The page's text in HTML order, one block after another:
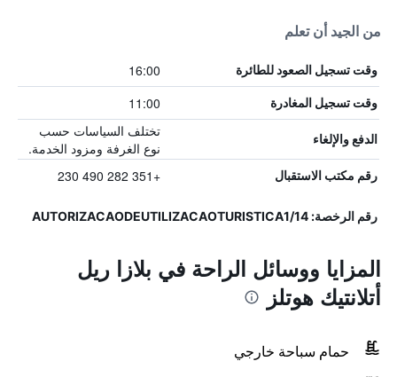
من الجيد أن تعلم
وقت تسجيل الصعود للطائرة 16:00
وقت تسجيل المغادرة 11:00
الدفع والإلغاء
تختلف السياسات حسب
نوع الغرفة ومزود الخدمة.
رقم مكتب الاستقبال +351 282 490 230
رقم الرخصة: AUTORIZACAODEUTILIZACAOTURISTICA1/14
المزايا ووسائل الراحة في بلازا ريل
أتلانتيك هوتلز
حمام سباحة خارجي